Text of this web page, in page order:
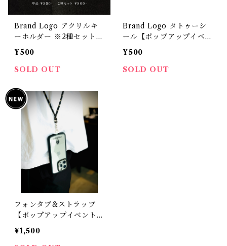
Brand Logo アクリルキ
ーホルダー ※2種セットご
購入はオプションで選択
【ポップアップイベント
"Follow your Gut." 限定
¥500
SOLD OUT
Brand Logo タトゥーシ
ール【ポップアップイベン
ト "Follow your Gut."
限定商品】
¥500
SOLD OUT
フォンタブ&ストラップ
【ポップアップイベント
"Follow your Gut." 限定
商品】
¥1,500